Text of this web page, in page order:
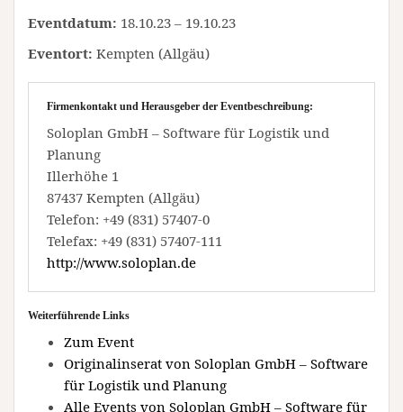
Eventdatum: 18.10.23 – 19.10.23
Eventort: Kempten (Allgäu)
Firmenkontakt und Herausgeber der Eventbeschreibung:
Soloplan GmbH – Software für Logistik und
Planung
Illerhöhe 1
87437 Kempten (Allgäu)
Telefon: +49 (831) 57407-0
Telefax: +49 (831) 57407-111
http://www.soloplan.de
Weiterführende Links
Zum Event
Originalinserat von Soloplan GmbH – Software
für Logistik und Planung
Alle Events von Soloplan GmbH – Software für